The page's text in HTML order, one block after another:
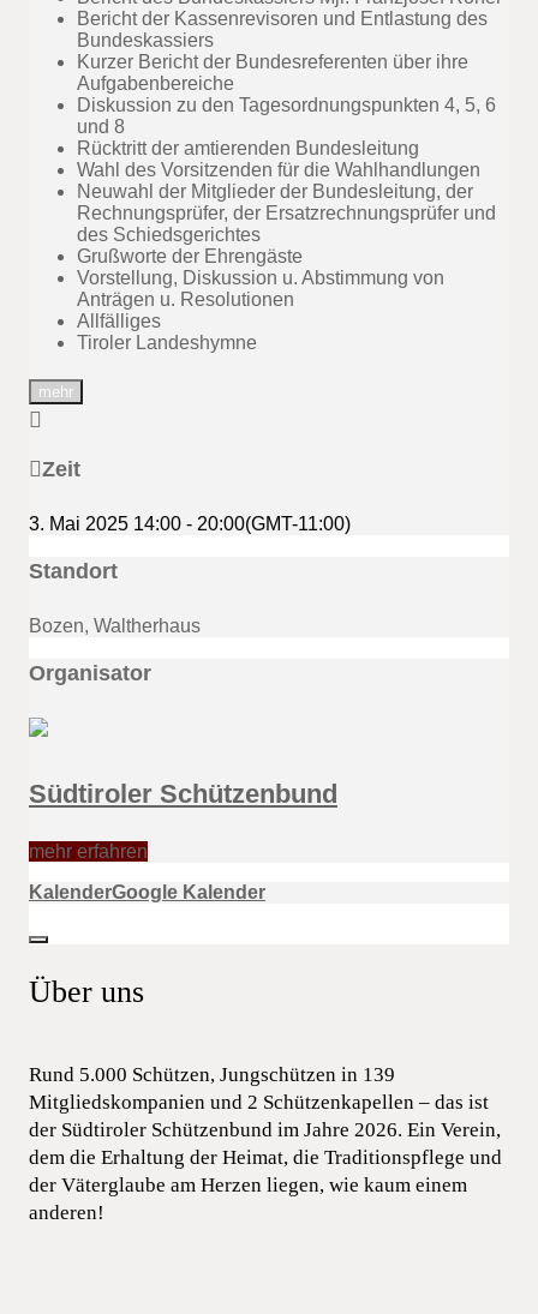
Bericht der Kassenrevisoren und Entlastung des
Bundeskassiers
Kurzer Bericht der Bundesreferenten über ihre
Aufgabenbereiche
Diskussion zu den Tagesordnungspunkten 4, 5, 6
und 8
Rücktritt der amtierenden Bundesleitung
Wahl des Vorsitzenden für die Wahlhandlungen
Neuwahl der Mitglieder der Bundesleitung, der
Rechnungsprüfer, der Ersatzrechnungsprüfer und
des Schiedsgerichtes
Grußworte der Ehrengäste
Vorstellung, Diskussion u. Abstimmung von
Anträgen u. Resolutionen
Allfälliges
Tiroler Landeshymne
mehr
Zeit
3. Mai 2025 14:00 - 20:00(GMT-11:00)
Standort
Bozen, Waltherhaus
Organisator
Südtiroler Schützenbund
mehr erfahren
KalenderGoogle Kalender
Über uns
Rund 5.000 Schützen, Jungschützen in 139
Mitgliedskompanien und 2 Schützenkapellen – das ist
der Südtiroler Schützenbund im Jahre 2026. Ein Verein,
dem die Erhaltung der Heimat, die Traditionspflege und
der Väterglaube am Herzen liegen, wie kaum einem
anderen!